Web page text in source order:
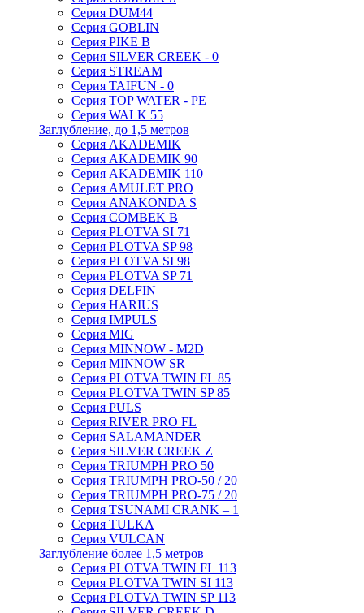
Серия DUM44
Серия GOBLIN
Серия PIKE B
Серия SILVER CREEK - 0
Серия STREAM
Серия TAIFUN - 0
Серия TOP WATER - PE
Серия WALK 55
Заглубление, до 1,5 метров
Серия AKADEMIK
Серия AKADEMIK 90
Серия AKADEMIK 110
Серия AMULET PRO
Серия ANAKONDA S
Серия COMBEK B
Серия PLOTVA SI 71
Серия PLOTVA SP 98
Серия PLOTVA SI 98
Серия PLOTVA SP 71
Серия DELFIN
Серия HARIUS
Серия IMPULS
Серия MIG
Серия MINNOW - M2D
Серия MINNOW SR
Серия PLOTVA TWIN FL 85
Серия PLOTVA TWIN SP 85
Серия PULS
Серия RIVER PRO FL
Серия SALAMANDER
Серия SILVER CREEK Z
Серия TRIUMPH PRO 50
Серия TRIUMPH PRO-50 / 20
Серия TRIUMPH PRO-75 / 20
Серия TSUNAMI CRANK – 1
Серия TULKA
Серия VULCAN
Заглубление более 1,5 метров
Серия PLOTVA TWIN FL 113
Серия PLOTVA TWIN SI 113
Серия PLOTVA TWIN SP 113